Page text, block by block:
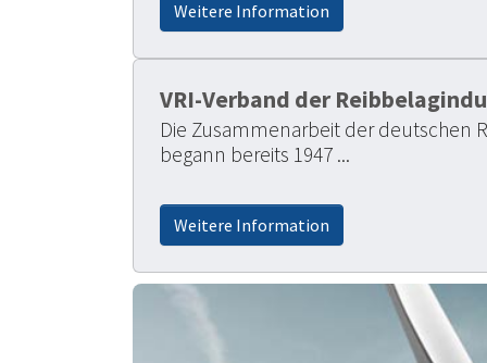
Weitere Information
VRI-Verband der
Die Zusammenarbeit der deutschen
begann bereits 1947 ...
Weitere Information